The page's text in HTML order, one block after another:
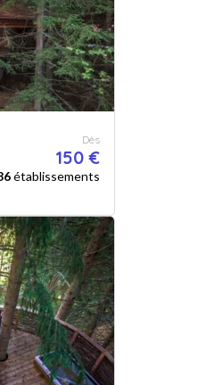
Dès
150 €
établissements